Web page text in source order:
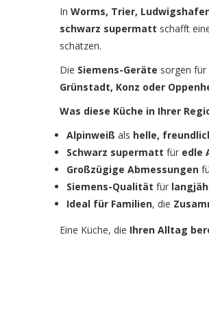
In Worms, Trier,
schwarz supermatt schafft
schätzen.
Die Siemens-Geräte sorgen für
Grünstadt, Konz oder
Was diese Küche in Ihrer
Alpinweiß als helle,
Schwarz supermatt für edle
Großzügige Abmessungen
Siemens-Qualität für
Ideal für Familien, die
Eine Küche, die Ihren Alltag